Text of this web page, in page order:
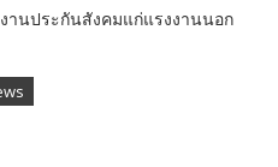
านประกันสังคมแก่แรงงานนอก